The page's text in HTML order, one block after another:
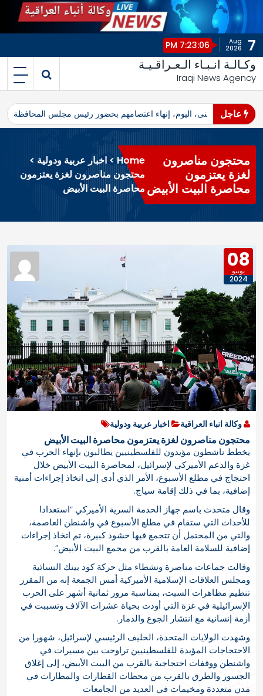
i
t
7
Aug
2026
7:23:06 PM
وكـالـة انـبـاء الـعـراقـيـة
Iraqi News Agency
عاجل
محافظ المثنى، اليوم، إنهاء اعتصامهم بحضور رئيس مجلس المحافظة
محتجون مناصرون
لغزة يعتزمون
محاصرة البيت الأبيض
Home
>اخبار عربية ودولية >
محتجون مناصرون لغزة يعتزمون
محاصرة البيت الأبيض
08
يونيو
2024
وكالة انباء العراقية اخبار عربية ودولية
محتجون مناصرون لغزة يعتزمون محاصرة البيت الأبيض
يخطط ناشطون مؤيدون للفلسطينيين يطالبون بإنهاء الحرب في
غزة والدعم الأميركي لإسرائيل، لمحاصرة البيت الأبيض خلال
احتجاج في مطلع الأسبوع، الأمر الذي أدى إلى اتخاذ إجراءات أمنية
إضافية، بما في ذلك إقامة سياج.
وقال متحدث باسم جهاز الخدمة السرية الأميركي “استعدادا
للأحداث التي ستقام في مطلع الأسبوع في واشنطن العاصمة،
والتي من المحتمل أن تتجمع فيها حشود كبيرة، تم اتخاذ إجراءات
إضافية للسلامة العامة بالقرب من مجمع البيت الأبيض”.
وقالت جماعات مناصرة ونشطاء مثل حركة كود بينك النسائية
ومجلس العلاقات الإسلامية الأميركية أمس الجمعة إنه من المقرر
تنظيم مظاهرات السبت، بمناسبة مرور ثمانية أشهر على الحرب
الإسرائيلية في غزة التي أودت بحياة عشرات الآلاف وتسببت في
أزمة إنسانية مع انتشار الجوع والدمار.
وشهدت الولايات المتحدة، الحليف الرئيسي لإسرائيل، شهورا من
الاحتجاجات المؤيدة للفلسطينيين تراوحت بين مسيرات في
واشنطن ووقفات احتجاجية بالقرب من البيت الأبيض، إلى إغلاق
الجسور والطرق بالقرب من محطات القطارات والمطارات في
مدن متعددة ومخيمات في العديد من الجامعات